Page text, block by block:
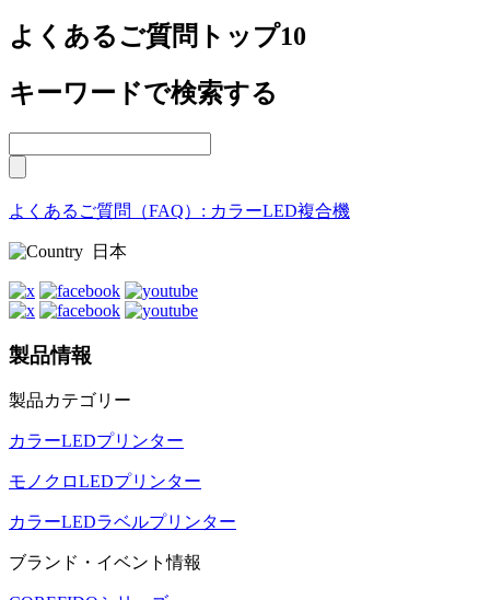
よくあるご質問トップ10
キーワードで検索する
よくあるご質問（FAQ）: カラーLED複合機
日本
製品情報
製品カテゴリー
カラーLEDプリンター
モノクロLEDプリンター
カラーLEDラベルプリンター
ブランド・イベント情報